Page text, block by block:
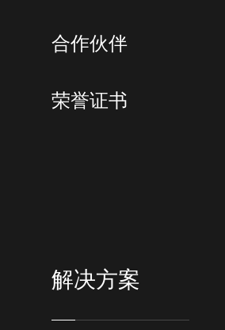
合作伙伴
荣誉证书
解决方案